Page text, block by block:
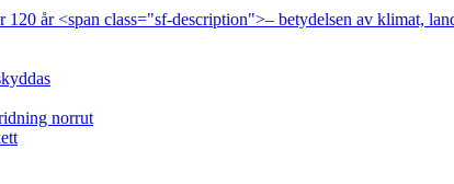
år <span class="sf-description">– betydelsen av klimat,
norrut